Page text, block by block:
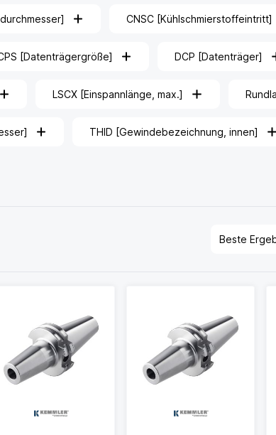
CNSC [Kühlschmierstoffeintritt]
[Datenträgergröße] DCP [Datenträger]
LSCX [Einspannlänge, max.]
THID [Gewindebezeichnung, innen]